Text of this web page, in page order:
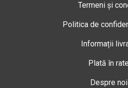
Termeni și
Politica de
Informații
Plată în rate
Despre noi